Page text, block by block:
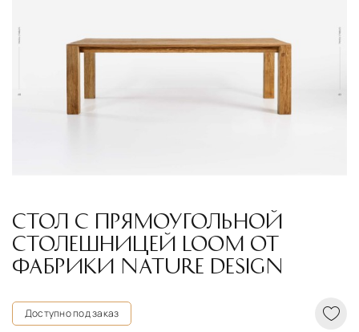
CТОЛ С ПРЯМОУГОЛЬНОЙ
СТОЛЕШНИЦЕЙ LOOM ОТ
ФАБРИКИ NATURE DESIGN
Доступно под заказ